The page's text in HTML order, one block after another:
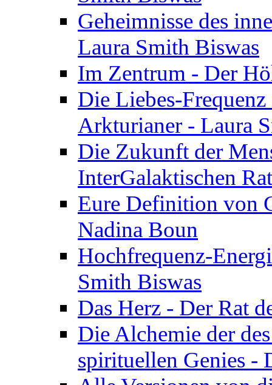
Geheimnisse des
Laura Smith Biswas
Im Zentrum - Der
Die Liebes-
Arkturianer - Laura
Die Zukunft der
InterGalaktischen
Eure Definition von
Nadina Boun
Hochfrequenz-
Smith Biswas
Das Herz - Der Rat
Die Alchemie der
spirituellen Genies -